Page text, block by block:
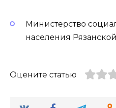
Министерство
населения
Оцените статью